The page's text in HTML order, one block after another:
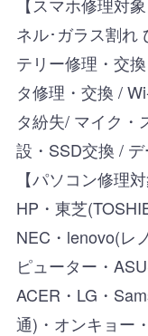
ネル･ガラス割れ
テリー修理・交
タ修理・交換 /
タ紛失/ マイク・
設・SSD交換 /
【パソコン修理
HP・東芝
NEC・lenovo(レ
ピューター・
ACER・LG・
通)・オンキョー